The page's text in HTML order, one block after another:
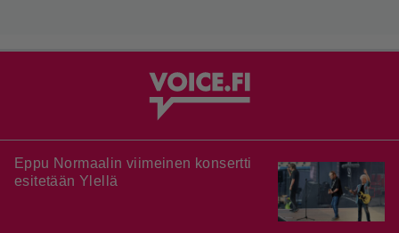
Eppu Normaalin viimeinen konsertti
esitetään Ylellä